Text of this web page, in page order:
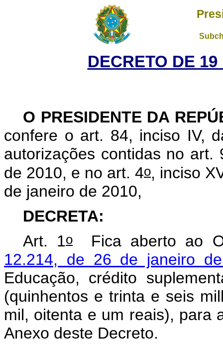
DECRETO DE
O PRESIDENTE DA
confere o art. 84, inciso IV,
autorizações contidas no art.
de 2010, e no art. 4o, inciso
de janeiro de 2010,
DECRETA:
Art. 1o
Fica aberto ao
12.214, de 26 de janeiro
Educação, crédito
(quinhentos e trinta e seis
mil, oitenta e um reais), para
Anexo deste Decreto.